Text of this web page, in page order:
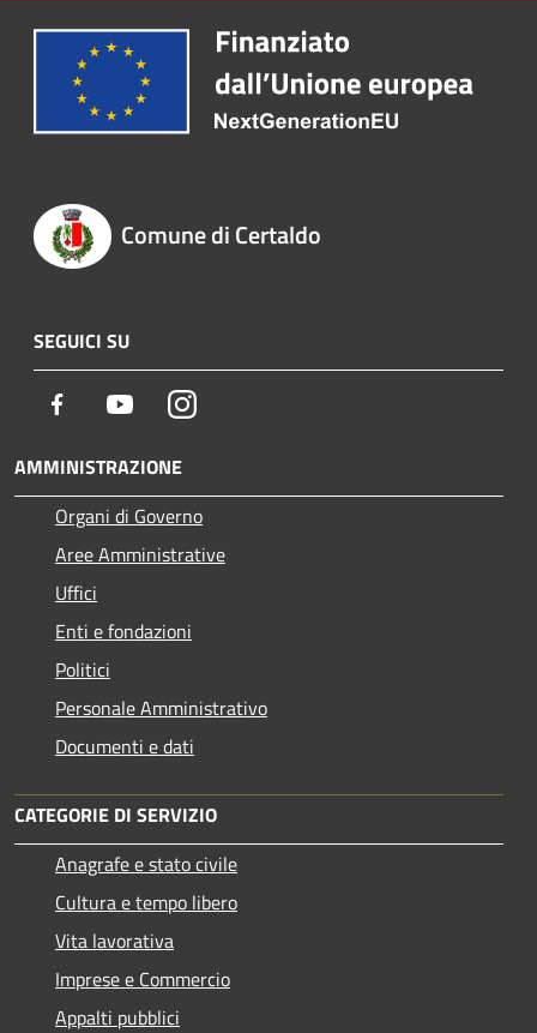
Comune di Certaldo
SEGUICI SU
Facebook YoutubeInstagram
AMMINISTRAZIONE
Organi di Governo
Aree Amministrative
Uffici
Enti e fondazioni
Politici
Personale Amministrativo
Documenti e dati
CATEGORIE DI SERVIZIO
Anagrafe e stato civile
Cultura e tempo libero
Vita lavorativa
Imprese e Commercio
Appalti pubblici